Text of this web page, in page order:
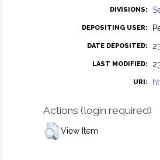
DIVISIONS:
DEPOSITING USER:
DATE DEPOSITED:
LAST MODIFIED:
URI:
Actions (login required)
View Item